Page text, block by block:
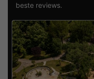
beste reviews.